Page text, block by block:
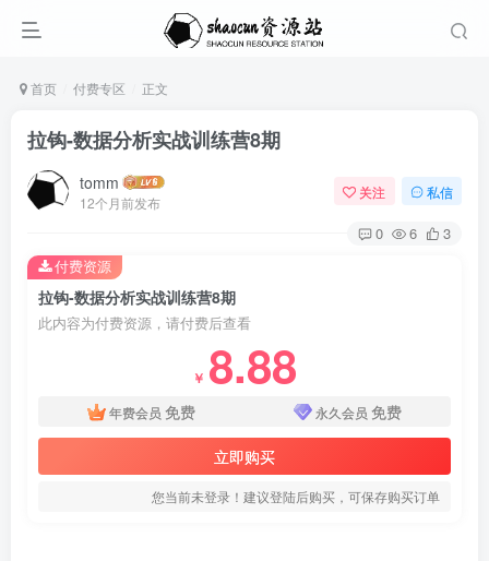
首页 付费专区 正文
拉钩-数据分析实战训练营8期
tomm
12个月前发布
关注 私信
0 6 3
拉钩-数据分析实战训练营8期
此内容为付费资源，请付费后查看
￥ 8.88
年费会员 免费 永久会员 免费
立即购买
您当前未登录！建议登陆后购买，可保存购买订单
付费资源